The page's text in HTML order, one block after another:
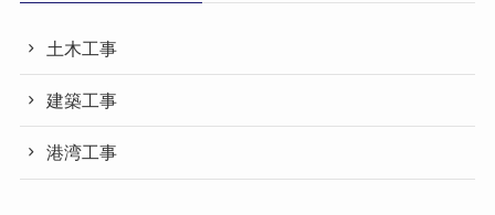
土木工事
建築工事
港湾工事